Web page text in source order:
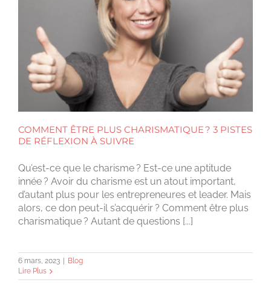
COMMENT ÊTRE PLUS CHARISMATIQUE ? 3 PISTES
DE RÉFLEXION À SUIVRE
Qu’est-ce que le charisme ? Est-ce une aptitude
innée ? Avoir du charisme est un atout important,
d’autant plus pour les entrepreneures et leader. Mais
alors, ce don peut-il s’acquérir ? Comment être plus
charismatique ? Autant de questions [...]
6 mars, 2023
Blog
Lire Plus